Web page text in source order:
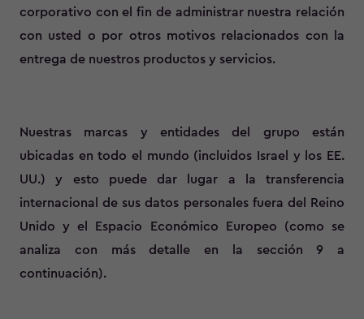
corporativo con el fin de administrar nuestra relación
con usted o por otros motivos relacionados con la
entrega de nuestros productos y servicios.
Nuestras marcas y entidades del grupo están
ubicadas en todo el mundo (incluidos Israel y los EE.
UU.) y esto puede dar lugar a la transferencia
internacional de sus datos personales fuera del Reino
Unido y el Espacio Económico Europeo (como se
analiza con más detalle en la sección 9 a
continuación).